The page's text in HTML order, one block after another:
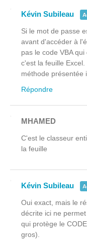
Kévin Subileau
Si le mot de passe
avant d'accéder à
pas le code VBA
c'est la feuille
méthode présentée
Répondre
MHAMED
C'est le classeur
la feuille
Kévin Subileau
Oui exact, mais le
décrite ici ne
qui protège le
gros).